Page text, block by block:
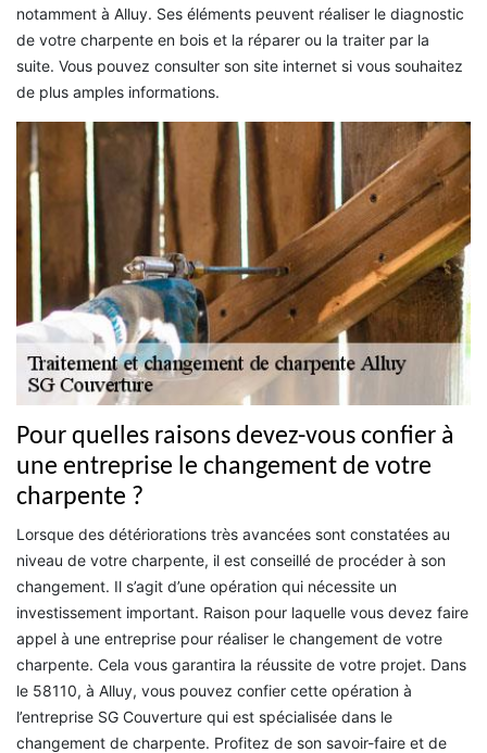
notamment à Alluy. Ses éléments peuvent réaliser le diagnostic
de votre charpente en bois et la réparer ou la traiter par la
suite. Vous pouvez consulter son site internet si vous souhaitez
de plus amples informations.
Pour quelles raisons devez-vous confier à
une entreprise le changement de votre
charpente ?
Lorsque des détériorations très avancées sont constatées au
niveau de votre charpente, il est conseillé de procéder à son
changement. Il s’agit d’une opération qui nécessite un
investissement important. Raison pour laquelle vous devez faire
appel à une entreprise pour réaliser le changement de votre
charpente. Cela vous garantira la réussite de votre projet. Dans
le 58110, à Alluy, vous pouvez confier cette opération à
l’entreprise SG Couverture qui est spécialisée dans le
changement de charpente. Profitez de son savoir-faire et de